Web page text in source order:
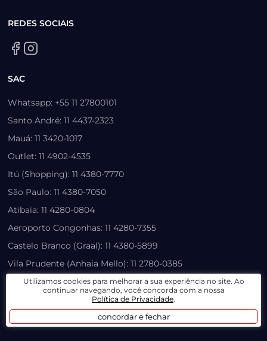
REDES SOCIAIS
SAC
Whatsapp: +55 11 27800101
Santo André: 11 4437-2323
Mauá: 11 3420-1017
Outlet: 11 4902-4535
Itú (Shopping): 11 4380-7770
São Paulo: 11 4380-7050
Atibaia: 11 4280-0804
Aeroporto Congonhas: 11 4280-7355
Castelo Branco (Graal): 11 4380-5899
Vila Prudente (Anhaia Mello): 11 2780-0385
Salim Farah Maluf: 11 2780-0147
atendimento3@paulinhomotos.com.br
atendimento2@paulinhomotos.com.br
Utilizamos cookies para melhorar a sua experiência no site. Ao
continuar navegando, você concorda com a nossa
Política de Privacidade.
concordar e fechar